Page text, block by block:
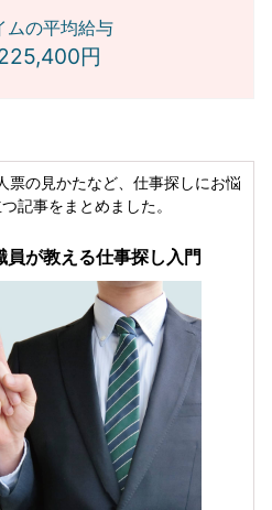
ムの平均給与
円
票の見かたなど、仕事探しにお悩
記事をまとめました。
が教える仕事探し入門